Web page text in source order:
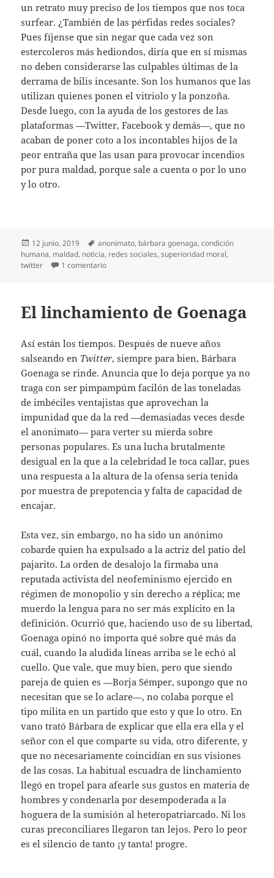
un retrato muy preciso de los tiempos que nos toca
surfear. ¿También de las pérfidas redes sociales?
Pues fíjense que sin negar que cada vez son
estercoleros más hediondos, diría que en sí mismas
no deben considerarse las culpables últimas de la
derrama de bilis incesante. Son los humanos que las
utilizan quienes ponen el vitriolo y la ponzoña.
Desde luego, con la ayuda de los gestores de las
plataformas —Twitter, Facebook y demás—, que no
acaban de poner coto a los incontables hijos de la
peor entraña que las usan para provocar incendios
por pura maldad, porque sale a cuenta o por lo uno
y lo otro.
Publicado
el
12 junio, 2019 Etiquetas
anonimato, bárbara goenaga,condición
humana, maldad, noticia, redes sociales,superioridad moral,
twitter
1 comentarioen No son solo las redes
El linchamiento de Goenaga
Así están los tiempos. Después de nueve años
salseando en Twitter, siempre para bien, Bárbara
Goenaga se rinde. Anuncia que lo deja porque ya no
traga con ser pimpampúm facilón de las toneladas
de imbéciles ventajistas que aprovechan la
impunidad que da la red —demasiadas veces desde
el anonimato— para verter su mierda sobre
personas populares. Es una lucha brutalmente
desigual en la que a la celebridad le toca callar, pues
una respuesta a la altura de la ofensa sería tenida
por muestra de prepotencia y falta de capacidad de
encajar.
Esta vez, sin embargo, no ha sido un anónimo
cobarde quien ha expulsado a la actriz del patio del
pajarito. La orden de desalojo la firmaba una
reputada activista del neofeminismo ejercido en
régimen de monopolio y sin derecho a réplica; me
muerdo la lengua para no ser más explícito en la
definición. Ocurrió que, haciendo uso de su libertad,
Goenaga opinó no importa qué sobre qué más da
cuál, cuando la aludida líneas arriba se le echó al
cuello. Que vale, que muy bien, pero que siendo
pareja de quien es —Borja Sémper, supongo que no
necesitan que se lo aclare—, no colaba porque el
tipo milita en un partido que esto y que lo otro. En
vano trató Bárbara de explicar que ella era ella y el
señor con el que comparte su vida, otro diferente, y
que no necesariamente coincidían en sus visiones
de las cosas. La habitual escuadra de linchamiento
llegó en tropel para afearle sus gustos en materia de
hombres y condenarla por desempoderada a la
hoguera de la sumisión al heteropatriarcado. Ni los
curas preconciliares llegaron tan lejos. Pero lo peor
es el silencio de tanto ¡y tanta! progre.